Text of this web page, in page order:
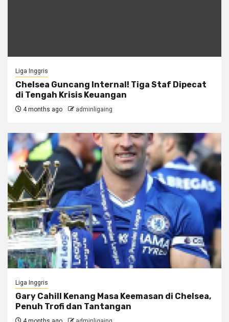
Liga Inggris
Chelsea Guncang Internal! Tiga Staf Dipecat
di Tengah Krisis Keuangan
4 months ago adminligaing
Liga Inggris
Gary Cahill Kenang Masa Keemasan di Chelsea,
Penuh Trofi dan Tantangan